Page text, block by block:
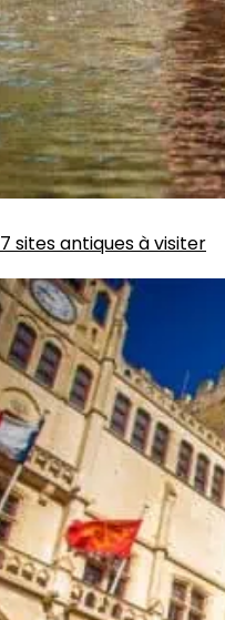
7 sites antiques à visiter